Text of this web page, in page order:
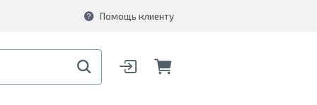
Помощь клиенту